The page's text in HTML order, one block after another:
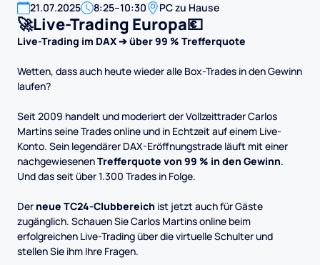
21.07.2025 8:25–10:30 PC zu Hause
🚀Live-Trading Europa💶
Live-Trading im DAX ➔ über 99 % Trefferquote
Wetten, dass auch heute wieder alle Box-Trades in den Gewinn
laufen?
Seit 2009 handelt und moderiert der Vollzeittrader Carlos
Martins seine Trades online und in Echtzeit auf einem Live-
Konto. Sein legendärer DAX-Eröffnungstrade läuft mit einer
nachgewiesenenTrefferquote von 99 % in den Gewinn.
Und das seit über 1.300 Trades in Folge.
Der neue TC24-Clubbereich ist jetzt auch für Gäste
zugänglich. Schauen Sie Carlos Martins online beim
erfolgreichen Live-Trading über die virtuelle Schulter und
stellen Sie ihm Ihre Fragen.